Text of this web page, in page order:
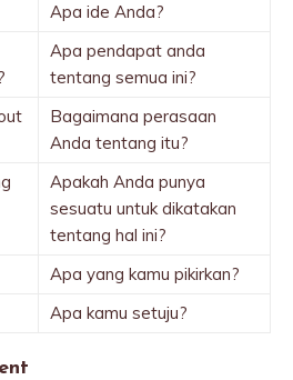
Apa ide Anda?
Apa pendapat anda
tentang semua ini?
Bagaimana perasaan
Anda tentang itu?
Apakah Anda punya
sesuatu untuk dikatakan
tentang hal ini?
Apa yang kamu pikirkan?
Apa kamu setuju?